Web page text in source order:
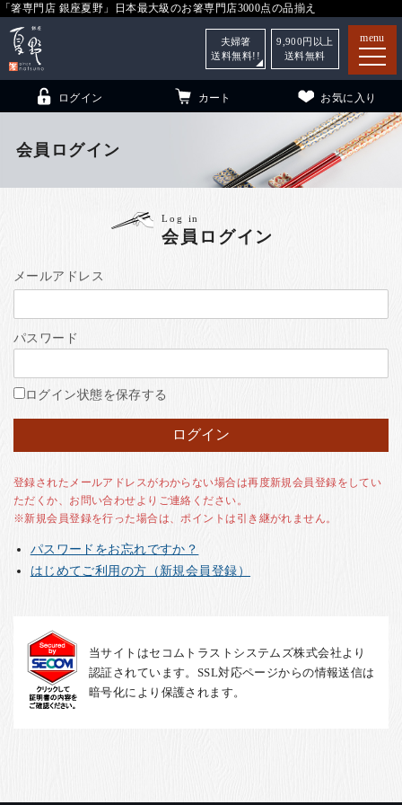
「箸専門店 銀座夏野」日本最大級のお箸専門店3000点の品揃え
menu
（贈答用・自宅用）
銀座夏野・箸長
ご利用ガイド
お客様の声
お知らせ
English
ログイン カート お気に入り
夫婦箸
送料無料!!
9,900 円以上
送料無料
会員ログイン
Log in
会員ログイン
メールアドレス
パスワード
ログイン状態を保存する
登録されたメールアドレスがわからない場合は再度新規会員登録をしてい
ただくか、お問い合わせよりご連絡ください。
※新規会員登録を行った場合は、ポイントは引き継がれません。
パスワードをお忘れですか？
はじめてご利用の方（新規会員登録）
当サイトはセコムトラストシステムズ株式会社より
認証されています。SSL対応ページからの情報送信は
暗号化により保護されます。